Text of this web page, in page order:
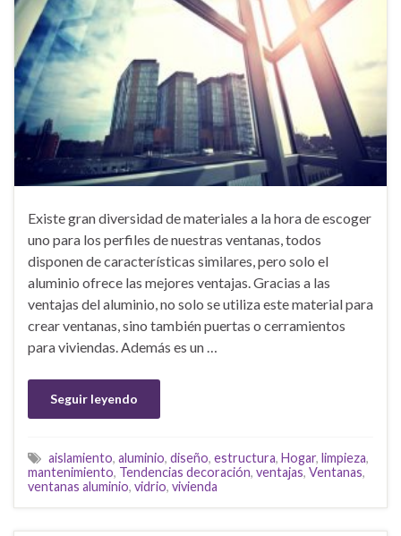
Existe gran diversidad de materiales a la hora de escoger
uno para los perfiles de nuestras ventanas, todos
disponen de características similares, pero solo el
aluminio ofrece las mejores ventajas. Gracias a las
ventajas del aluminio, no solo se utiliza este material para
crear ventanas, sino también puertas o cerramientos
para viviendas. Además es un …
Seguir leyendo
aislamiento, aluminio, diseño, estructura, Hogar, limpieza,
mantenimiento, Tendencias decoración, ventajas, Ventanas,
ventanas aluminio, vidrio, vivienda